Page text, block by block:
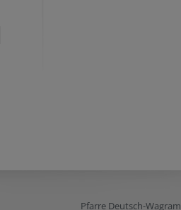
Pfarre Deutsch-Wagram